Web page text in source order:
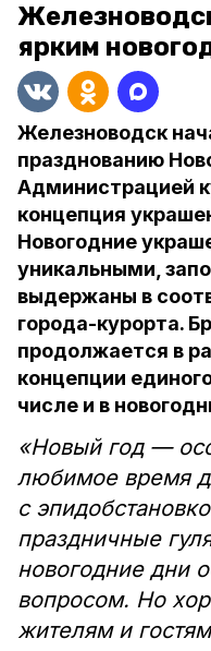
ярким
Железноводск
празднованию
Администрацией
концепция
Новогодние
уникальными,
выдержаны в
города-курорта.
продолжается в
концепции
числе и в
«Новый год —
любимое время
с
праздничные
новогодние дни
вопросом. Но
жителям и